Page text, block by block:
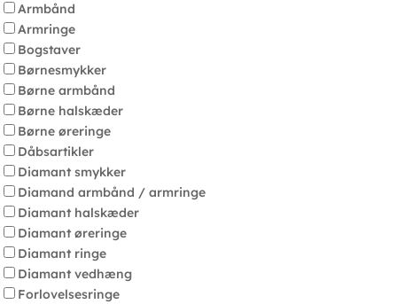
Armbånd
Armringe
Bogstaver
Børnesmykker
Børne armbånd
Børne halskæder
Børne øreringe
Dåbsartikler
Diamant smykker
Diamand armbånd / armringe
Diamant halskæder
Diamant øreringe
Diamant ringe
Diamant vedhæng
Forlovelsesringe